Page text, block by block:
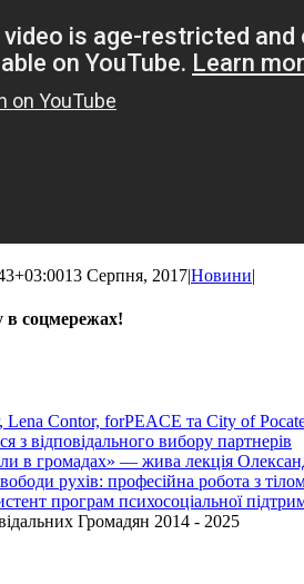
13 Серпня, 2017|Новини|
соцмережах!
Громадян 2014 - 2025